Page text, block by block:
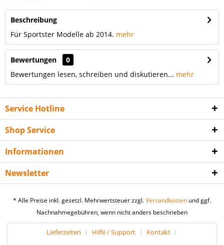
Beschreibung
Für Sportster Modelle ab 2014. mehr
Bewertungen
0
Bewertungen lesen, schreiben und diskutieren... mehr
Service Hotline
Shop Service
Informationen
Newsletter
* Alle Preise inkl. gesetzl. Mehrwertsteuer zzgl.Versandkosten und ggf.
Nachnahmegebühren, wenn nicht anders beschrieben
Lieferzeiten Hilfe / Support
Kontakt